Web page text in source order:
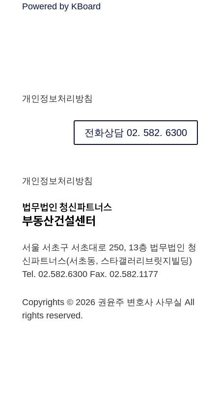
Powered by KBoard
개인정보처리방침
전화상담 02. 582. 6300
개인정보처리방침
서울 서초구 서초대로 250, 13층 법무법인 청
신파트너스(서초동, 스타갤러리브릿지빌딩)
Tel. 02.582.6300 Fax. 02.582.1177
Copyrights © 2026 권윤주 변호사 사무실 All
rights reserved.